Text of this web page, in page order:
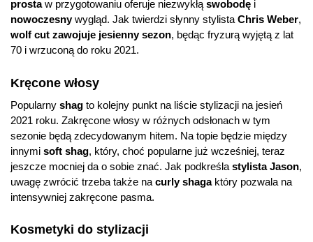
prostaw przygotowaniu oferuje niezwykłą swobodę i
nowoczesnywygląd. Jak twierdzi słynny stylista Chris Weber,
wolf cut zawojuje jesienny sezon, będąc fryzurą wyjętą z lat
70 i wrzuconą do roku 2021.
Kręcone włosy
Popularny shag to kolejny punkt na liście stylizacji na jesień
2021 roku. Zakręcone włosy w różnych odsłonach w tym
sezonie będą zdecydowanym hitem. Na topie będzie między
innymi soft shag, który, choć popularne już wcześniej, teraz
jeszcze mocniej da o sobie znać. Jak podkreśla stylista Jason,
uwagę zwrócić trzeba także na curly shagaktóry pozwala na
intensywniej zakręcone pasma.
Kosmetyki do stylizacji